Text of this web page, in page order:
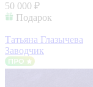
50 000 ₽
Подарок
Татьяна Глазычева
Заводчик